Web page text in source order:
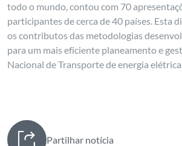
todo o mundo, contou com 70
participantes de cerca de 40 países. Esta
os contributos das metodologias
para um mais eficiente planeamento e
Nacional de Transporte de energia
Partilhar notícia